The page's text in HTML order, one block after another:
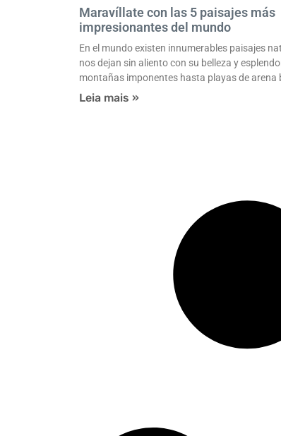
Maravíllate con las 5 paisajes más
impresionantes del mundo
En el mundo existen innumerables paisajes
nos dejan sin aliento con su belleza y
montañas imponentes hasta playas de arena
Leia mais »